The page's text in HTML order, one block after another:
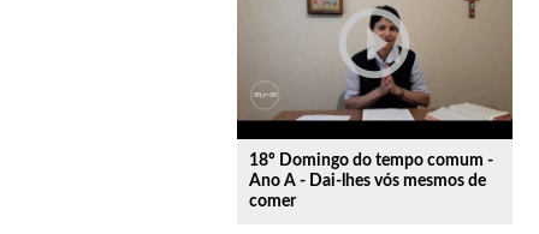
play_circle_outline
18º Domingo do tempo comum -
Ano A - Dai-lhes vós mesmos de
comer